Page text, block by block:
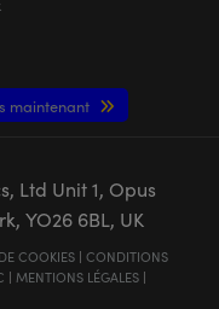
maintenant
Ltd Unit 1, Opus
YO26 6BL, UK
COOKIES| CONDITIONS
| MENTIONS LÉGALES|